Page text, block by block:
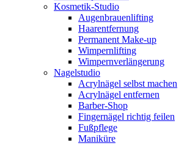
Kosmetik-Studio
Augenbrauenlifting
Haarentfernung
Permanent Make-up
Wimpernlifting
Wimpernverlängerung
Nagelstudio
Acrylnägel selbst machen
Acrylnägel entfernen
Barber-Shop
Fingernägel richtig feilen
Fußpflege
Maniküre